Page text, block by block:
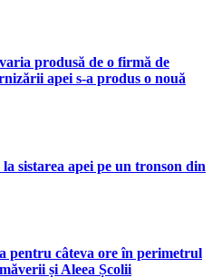
produsă de o firmă de
apei s-a produs o nouă
sistarea apei pe un tronson din
pentru câteva ore în perimetrul
și Aleea Școlii